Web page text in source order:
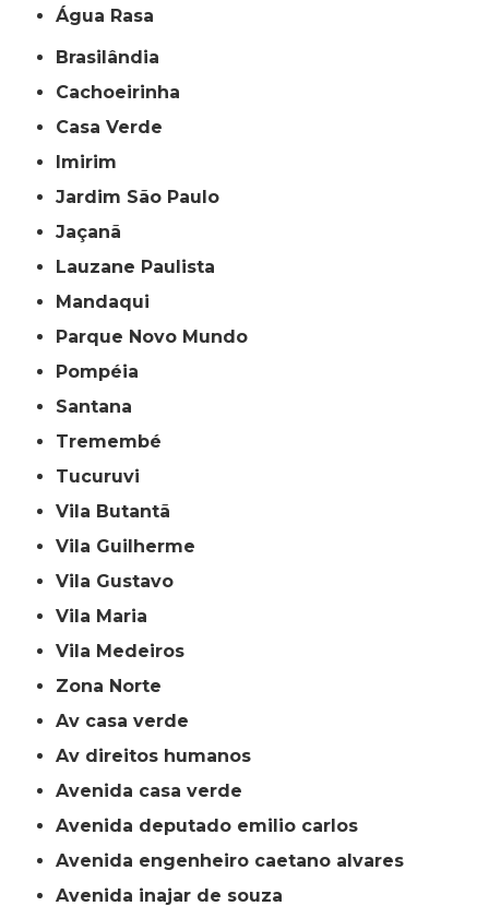
Água Rasa
Brasilândia
Cachoeirinha
Casa Verde
Imirim
Jardim São Paulo
Jaçanã
Lauzane Paulista
Mandaqui
Parque Novo Mundo
Pompéia
Santana
Tremembé
Tucuruvi
Vila Butantã
Vila Guilherme
Vila Gustavo
Vila Maria
Vila Medeiros
Zona Norte
av casa verde
av direitos humanos
avenida casa verde
avenida deputado emilio carlos
avenida engenheiro caetano alvares
avenida inajar de souza